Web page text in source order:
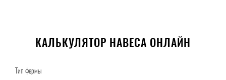
КАЛЬКУЛЯТОР НАВЕСА ОНЛАЙН
Тип фермы